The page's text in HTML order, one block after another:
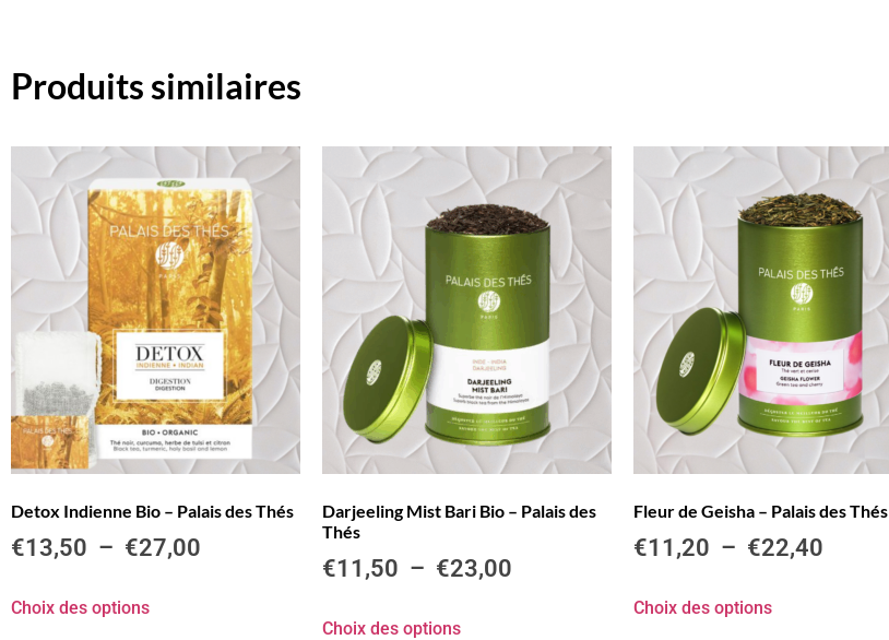
Produits similaires
Detox Indienne Bio – Palais des Thés
€13,50 – €27,00
Choix des options
Darjeeling Mist Bari Bio – Palais des
Thés
€11,50 – €23,00
Choix des options
Fleur de Geisha – Palais des Thés
€11,20 – €22,40
Choix des options